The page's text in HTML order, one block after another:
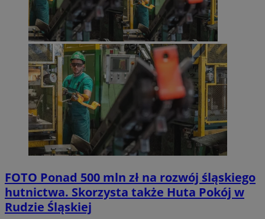
FOTO Ponad 500 mln zł na rozwój śląskiego
hutnictwa. Skorzysta także Huta Pokój w
Rudzie Śląskiej